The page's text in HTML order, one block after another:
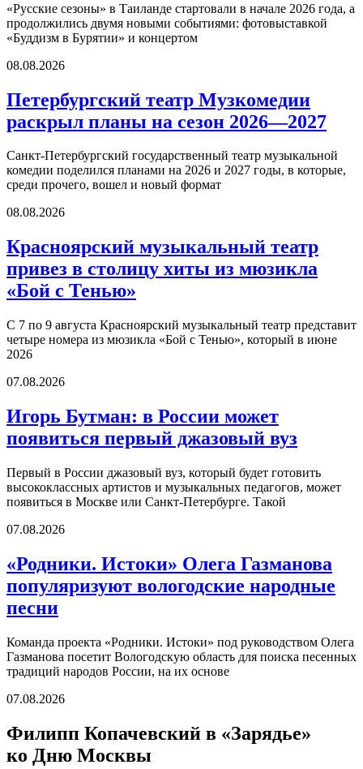
«Русские сезоны» в Таиланде стартовали в начале 2026 года, а
продолжились двумя новыми событиями: фотовыставкой
«Буддизм в Бурятии» и концертом
08.08.2026
Петербургский театр Музкомедии
раскрыл планы на сезон 2026—2027
Санкт-Петербургский государственный театр музыкальной
комедии поделился планами на 2026 и 2027 годы, в которые,
среди прочего, вошел и новый формат
08.08.2026
Красноярский музыкальный театр
привез в столицу хиты из мюзикла
«Бой с Тенью»
С 7 по 9 августа Красноярский музыкальный театр представит
четыре номера из мюзикла «Бой с Тенью», который в июне
2026
07.08.2026
Игорь Бутман: в России может
появиться первый джазовый вуз
Первый в России джазовый вуз, который будет готовить
высококлассных артистов и музыкальных педагогов, может
появиться в Москве или Санкт-Петербурге. Такой
07.08.2026
«Родники. Истоки» Олега Газманова
популяризуют вологодские народные
песни
Команда проекта «Родники. Истоки» под руководством Олега
Газманова посетит Вологодскую область для поиска песенных
традиций народов России, на их основе
07.08.2026
Филипп Копачевский в «Зарядье»
ко Дню Москвы